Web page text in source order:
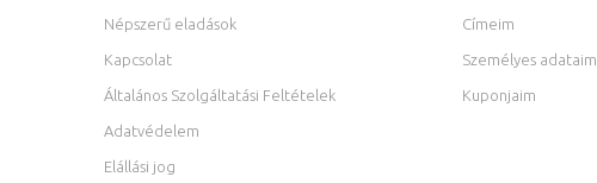
Népszerű eladások
Kapcsolat
Általános Szolgáltatási Feltételek
Adatvédelem
Elállási jog
Címeim
Személyes adataim
Kuponjaim